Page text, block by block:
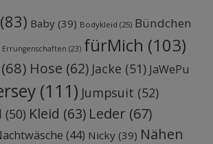
(83) Baby (39) Bodykleid (25) Bündchen
Errungenschaften (23) fürMich (103)
(68) Hose (62) Jacke (51) JaWePu
(111) Jumpsuit (52)
(50) Kleid (63) Leder (67)
(44) Nicky (39) Nähen